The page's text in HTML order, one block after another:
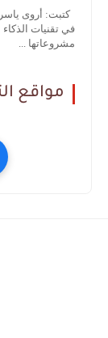
كتبت: أروى
في تقنيات
مشروعاتها ...
مواقع